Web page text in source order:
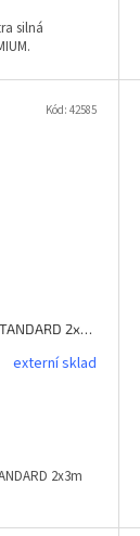
silná
Plachta PE nepromokavá STANDARD 2x3m EXTOL CRAFT
externí sklad
2x3m
Kód: 42585